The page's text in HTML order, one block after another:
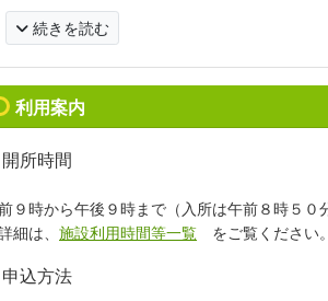
続きを読む
利用案内
開所時間
９時から午後９時まで（入所は午前８時５０
は、 施設利用時間等一覧 をご覧ください。
申込方法